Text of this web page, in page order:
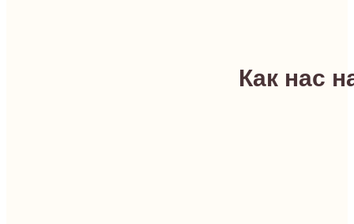
Как нас